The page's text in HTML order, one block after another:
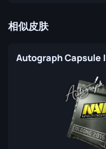
相似皮肤